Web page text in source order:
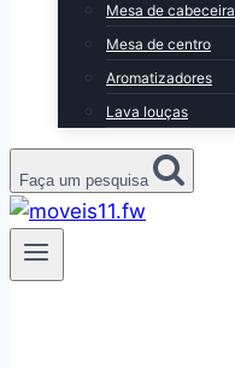
Mesa de cabeceira
Mesa de centro
Aromatizadores
Lava louças
Faça um pesquisa